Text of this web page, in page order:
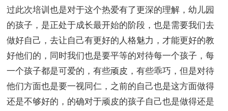
过此次培训也是对于这个热爱有了更深的理解，幼儿园
的孩子，是正处于成长最开始的阶段，也是需要我们去
做好自己，去让自己有更好的人格魅力，才能更好的教
好他们的，同时我们也是要平等的对待每一个孩子，每
一个孩子都是可爱的，有些顽皮，有些乖巧，但是对待
他们方面也是要一视同仁，之前的自己也是这方面做得
还是不够好的，的确对于顽皮的孩子自己也是做得还是